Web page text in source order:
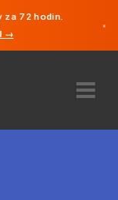
72 hodin.
→
×
Angličtina